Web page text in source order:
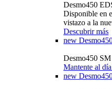
Desmo450
Disponible en
vistazo a la
Descubrir más
new
Desmo450 SM
Mantente al día
new